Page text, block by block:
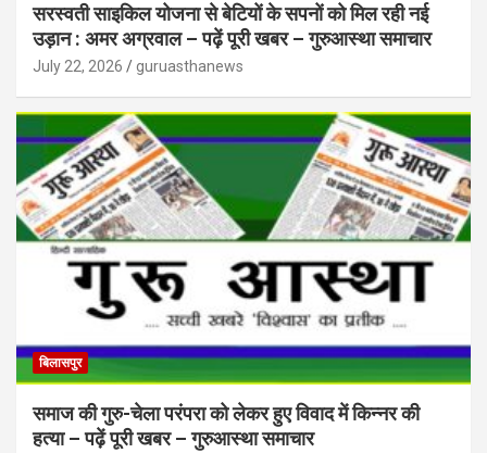
सरस्वती साइकिल योजना से बेटियों के सपनों को मिल रही नई
उड़ान : अमर अग्रवाल – पढ़ें पूरी खबर – गुरुआस्था समाचार
July 22, 2026 guruasthanews
बिलासपुर
समाज की गुरु-चेला परंपरा को लेकर हुए विवाद में किन्नर की
हत्या – पढ़ें पूरी खबर – गुरुआस्था समाचार